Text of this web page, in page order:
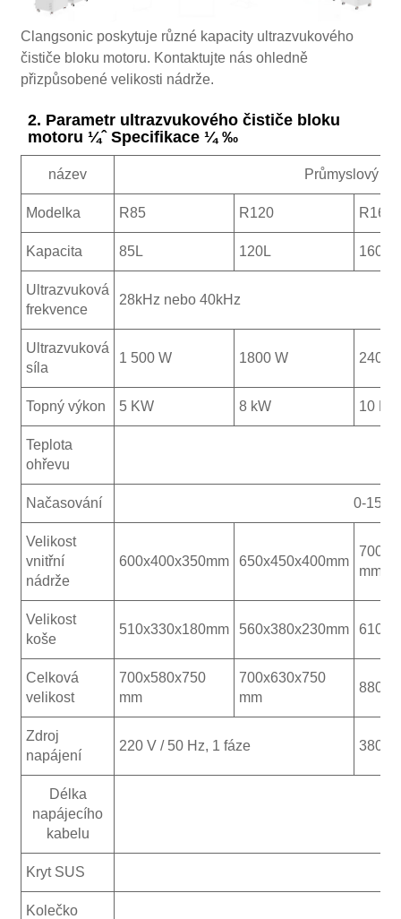
Clangsonic poskytuje různé kapacity ultrazvukového
čističe bloku motoru. Kontaktujte nás ohledně
přizpůsobené velikosti nádrže.
2. Parametr ultrazvukového čističe bloku
motoru ¼ˆ Specifikace ¼ ‰
název Průmyslový
Modelka R85 R120 R160
Kapacita 85L 120L 160L
Ultrazvuková
frekvence
28kHz nebo 40kHz
Ultrazvuková
síla
1 500 W 1800 W 2400
Topný výkon 5 KW 8 kW 10
Teplota
ohřevu
Načasování 0-15
Velikost
vnitřní
nádrže
600x400x350mm 650x450x400mm
mm
Velikost
koše
510x330x180mm 560x380x230mm
Celková
velikost
700x580x750
mm
700x630x750
mm
Zdroj
napájení
220 V / 50 Hz, 1 fáze 380 V
Délka
napájecího
kabelu
Kryt SUS
Kolečko